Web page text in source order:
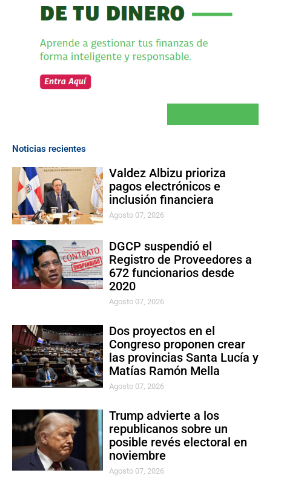
Noticias recientes
Valdez Albizu prioriza
pagos electrónicos e
inclusión financiera
Agosto 07, 2026
DGCP suspendió el
Registro de Proveedores a
672 funcionarios desde
2020
Agosto 07, 2026
Dos proyectos en el
Congreso proponen crear
las provincias Santa Lucía y
Matías Ramón Mella
Agosto 07, 2026
Trump advierte a los
republicanos sobre un
posible revés electoral en
noviembre
Agosto 07, 2026